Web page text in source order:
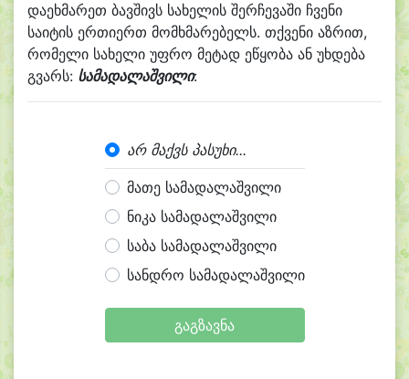
დაეხმარეთ ბავშივს სახელის შერჩევაში ჩვენი
საიტის ერთიერთ მომხმარებელს. თქვენი აზრით,
რომელი სახელი უფრო მეტად ეწყობა ან უხდება
გვარს: სამადალაშვილი:
არ მაქვს პასუხი...
მათე სამადალაშვილი
ნიკა სამადალაშვილი
საბა სამადალაშვილი
სანდრო სამადალაშვილი
გაგზავნა